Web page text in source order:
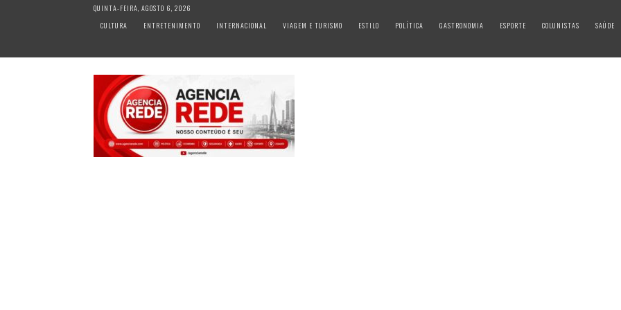
QUINTA-FEIRA, AGOSTO 6, 2026
CULTURA
ENTRETENIMENTO INTERNACIONAL VIAGEM E TURISMO ESTILO POLÍTICA GASTRONOMIA ESPORTE COLUNISTAS SAÚDE